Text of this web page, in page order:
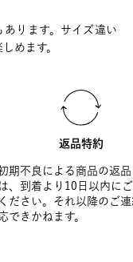
ります。サイズ違い
めます。
返品特約
期不良による商品の返
は、到着より10日以内に
ください。それ以降のご
できかねます。